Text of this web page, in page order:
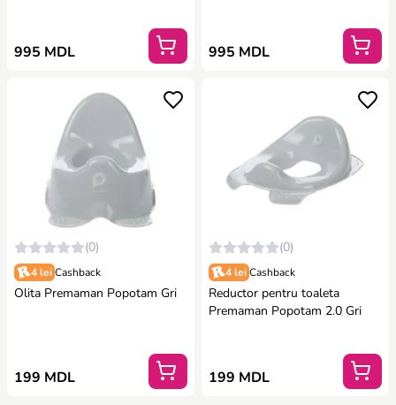
995 MDL 995 MDL
(0)
4 lei Cashback
Olita Premaman Popotam Gri
199 MDL
(0)
4 lei Cashback
Reductor pentru toaleta
Premaman Popotam 2.0 Gri
199 MDL